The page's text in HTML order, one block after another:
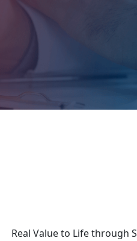
Real Value to Life through